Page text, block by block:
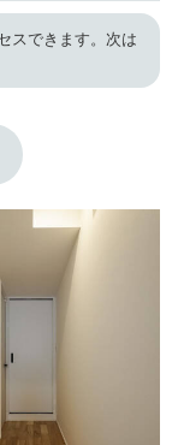
スできます。次は